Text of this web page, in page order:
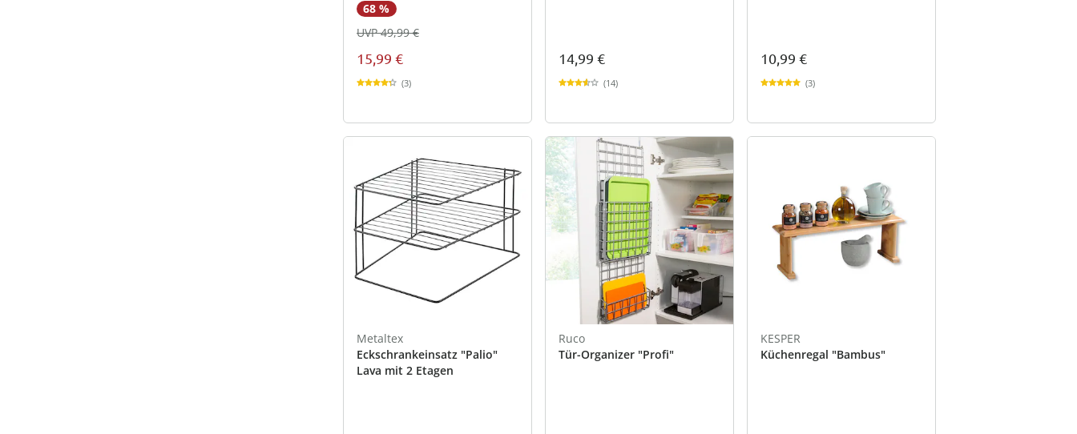
68 %
15,99 €
UVP 49,99 €
(3)
14,99 €
(14)
10,99 €
(3)
Metaltex
Eckschrankeinsatz "Palio"
Lava mit 2 Etagen
Ruco
Tür-Organizer "Profi"
KESPER
Küchenregal "Bambus"